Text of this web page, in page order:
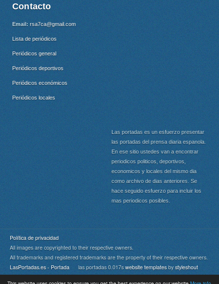
Contacto
Email: rsa7ca@gmail.com
Lista de periódicos
Periódicos general
Periódicos deportivos
Periódicos económicos
Periódicos locales
Las portadas es un esfuerzo presentar
las portadas del prensa diaria espanola.
En ese sitio ustedes van a encontrar
periodicos politicos, deportivos,
economicos y locales del mismo dia
como archivo de dias anteriores. Se
hace seguido esfuerzo para incluir los
mas periodicos posibles.
Política de privacidad
All images are copyrighted to their respective owners.
All trademarks and registered trademarks are the property of their respective owners.
LasPortadas.es - Portada las portadas 0.017s website templatesby styleshout